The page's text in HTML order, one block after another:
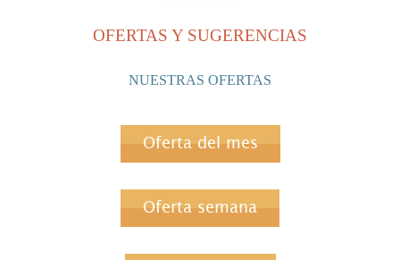
OFERTAS Y SUGERENCIAS
NUESTRAS OFERTAS
Oferta del mes
Oferta semana